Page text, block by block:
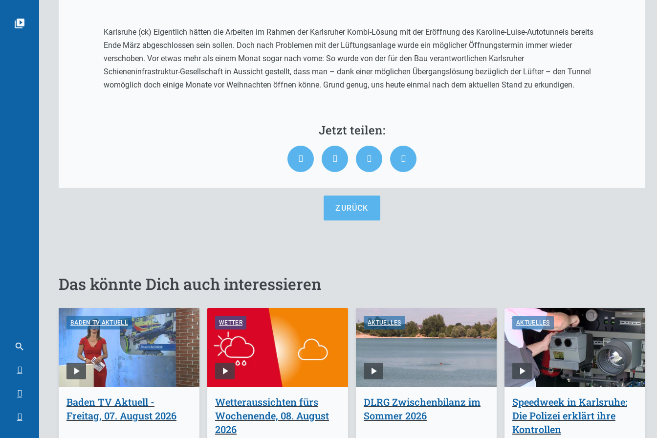
Karlsruhe (ck) Eigentlich hätten die Arbeiten im Rahmen der Karlsruher Kombi-Lösung mit der Eröffnung des Karoline-Luise-Autotunnels bereits
Ende März abgeschlossen sein sollen. Doch nach Problemen mit der Lüftungsanlage wurde ein möglicher Öffnungstermin immer wieder
verschoben. Vor etwas mehr als einem Monat sogar nach vorne: So wurde von der für den Bau verantwortlichen Karlsruher
Schieneninfrastruktur-Gesellschaft in Aussicht gestellt, dass man – dank einer möglichen Übergangslösung bezüglich der Lüfter – den Tunnel
womöglich doch einige Monate vor Weihnachten öffnen könne. Grund genug, uns heute einmal nach dem aktuellen Stand zu erkundigen.
ZURÜCK
Das könnte Dich auch interessieren
BADEN TV AKTUELL
Baden TV Aktuell -
Freitag, 07. August 2026
WETTER
Wetteraussichten fürs
Wochenende, 08. August
2026
AKTUELLES
DLRG Zwischenbilanz im
Sommer 2026
AKTUELLES
Speedweek in Karlsruhe:
Die Polizei erklärt ihre
Kontrollen